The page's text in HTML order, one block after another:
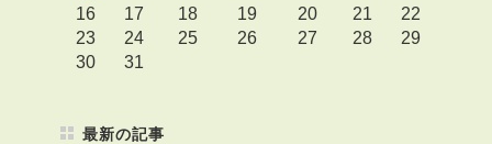
16
17 18 19 20 21
22
23
24 25 26 27 28
29
30
31
最新の記事